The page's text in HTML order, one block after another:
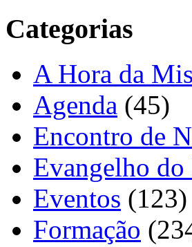
Categorias
A Hora da
Agenda (45)
Encontro de
Evangelho do
Eventos (123)
Formação